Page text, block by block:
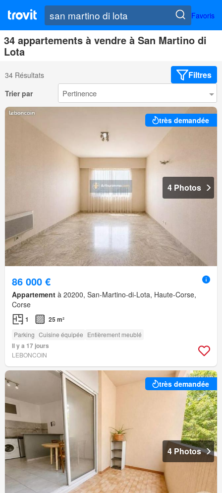
Favoris
34 appartements à vendre à San Martino di
Lota
34 Résultats Filtres
Trier par
très demandée
4 Photos
86 000 €
Appartement à 20200, San-Martino-di-Lota, Haute-Corse,
Corse
1 25 m²
Parking Cuisine équipée Entièrement meublé
Il y a 17 jours
LEBONCOIN
très demandée
4 Photos